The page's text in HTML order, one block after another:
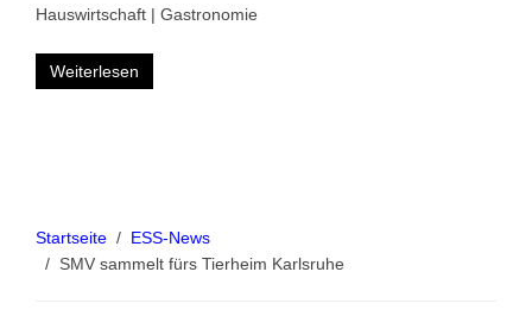
Hauswirtschaft | Gastronomie
Weiterlesen
Startseite
ESS-News
SMV sammelt fürs Tierheim Karlsruhe